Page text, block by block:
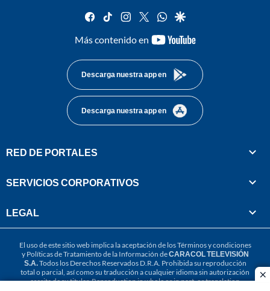
facebook
tiktok instagram
twitterwhatsapp
google
Más contenido en
youtube-
Descarga nuestra app en
Descarga nuestra app en
RED DE PORTALES
SERVICIOS CORPORATIVOS
LEGAL
El uso de este sitio web implica la aceptación de losTérminos y condiciones
y Políticas de Tratamiento de la Información deCARACOL TELEVISIÓN
S.A.Todos los Derechos Reservados D.R.A. Prohibida su reproducción
total o parcial, así como su traducción a cualquier idioma sin autorización
escrita de su titular. Reproduction in whole or in part, or translation